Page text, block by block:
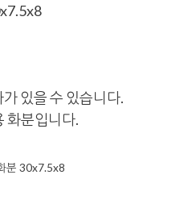
있을 수 있습니다.
화분입니다.